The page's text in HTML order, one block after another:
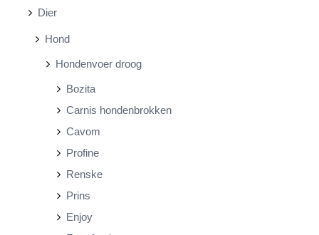
Dier
Hond
Hondenvoer droog
Bozita
Carnis hondenbrokken
Cavom
Profine
Renske
Prins
Enjoy